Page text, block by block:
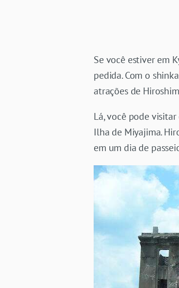
Se você estiver em
pedida. Com o
atrações de
Lá, você pode
Ilha de Miyajima.
em um dia de